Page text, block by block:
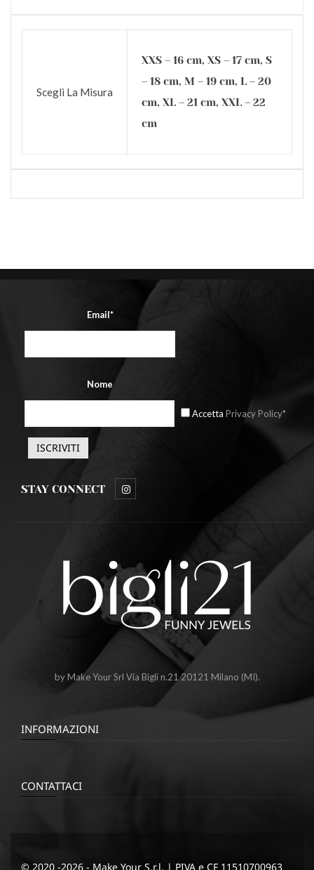
Scegli La Misura
XXS – 16 cm, XS – 17 cm, S
– 18 cm, M – 19 cm, L – 20
cm, XL – 21 cm, XXL – 22
cm
Email*
Nome
Accetta Privacy Policy*
STAY CONNECT
by Make Your Srl Via Bigli n.21 20121 Milano (MI).
INFORMAZIONI
CONTATTACI
© 2020 -2026 - Make Your S.r.l. | PIVA e CF 11510700963